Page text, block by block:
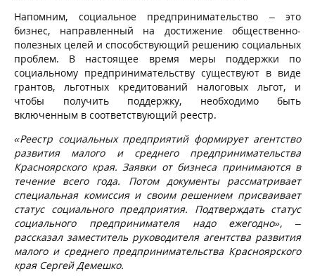
Напомним, социальное предпринимательство – это
бизнес, направленный на достижение общественно-
полезных целей и способствующий решению социальных
проблем. В настоящее время меры поддержки по
социальному предпринимательству существуют в виде
грантов, льготных кредитований налоговых льгот, и
чтобы получить поддержку, необходимо быть
включенным в соответствующий реестр.
«Реестр социальных предприятий формирует агентство
развития малого и среднего предпринимательства
Красноярского края. Заявки от бизнеса принимаются в
течение всего года. Потом документы рассматривает
специальная комиссия и своим решением присваивает
статус социального предприятия. Подтверждать статус
социального предпринимателя надо ежегодно», –
рассказал заместитель руководителя агентства развития
малого и среднего предпринимательства Красноярского
края Сергей Демешко.